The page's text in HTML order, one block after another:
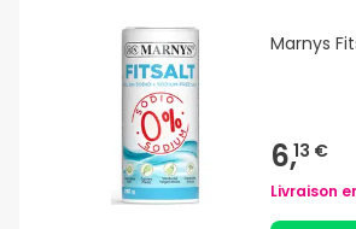
Marnys
6,13 €
Livraison